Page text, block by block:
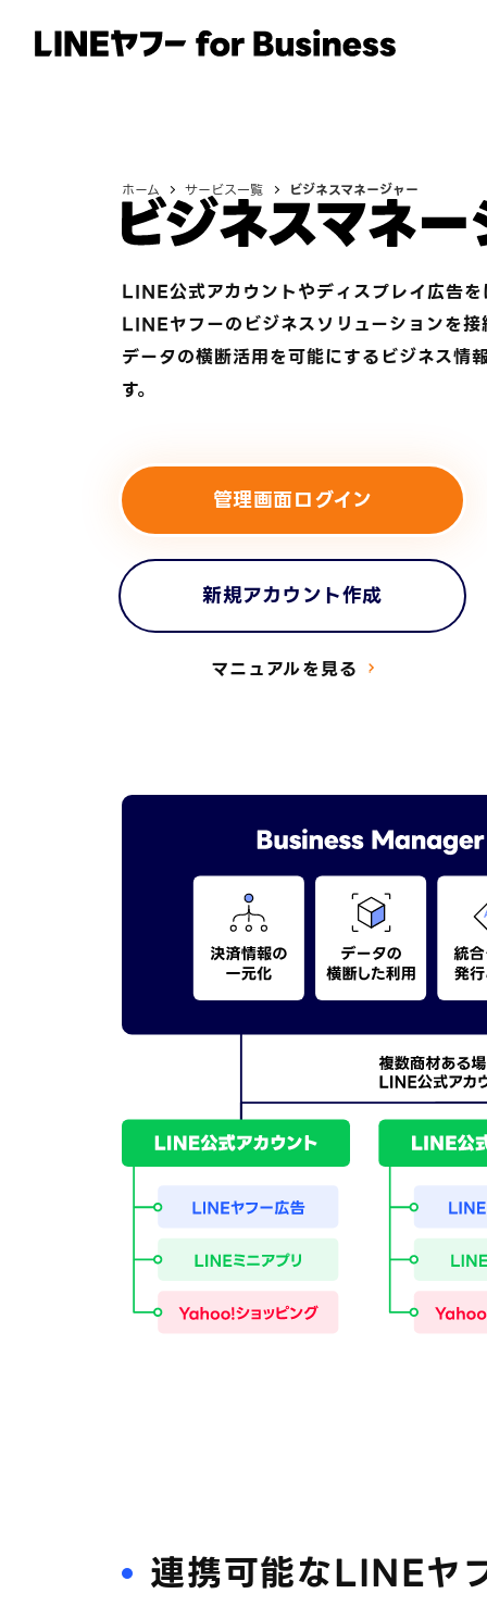
サービス 事例 イベント・セミナー
ホーム サービス一覧 ビジネスマネージャー
LINE公式アカウントやディスプレイ広告
LINEヤフーのビジネスソリューションを接
データの横断活用を可能にするビジネス情
す。
管理画面ログイン
新規アカウント作成
マニュアルを見る
連携可能なLINEヤ